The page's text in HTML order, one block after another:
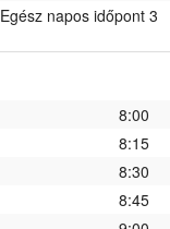
Egész napos időpont 3
8:00
8:15
8:30
8:45